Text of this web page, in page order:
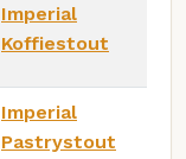
Imperial
Koffiestout
Imperial
Pastrystout